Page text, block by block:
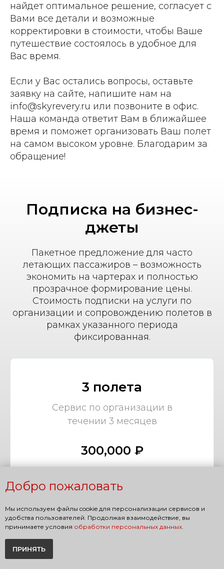
найдет оптимальное решение, согласует с
Вами все детали и возможные
корректировки в стоимости, чтобы Ваше
путешествие состоялось в удобное для
Вас время.
Если у Вас остались вопросы, оставьте
заявку на сайте, напишите нам на
info@skyrevery.ru или позвоните в офис.
Наша команда ответит Вам в ближайшее
время и поможет организовать Ваш полет
на самом высоком уровне. Благодарим за
обращение!
Подписка на бизнес-
джеты
Пакетное предложение для часто
летающих пассажиров – возможность
экономить на чартерах и полностью
прозрачное формирование цены.
Стоимость подписки на услуги по
организации и сопровождению полетов в
рамках указанного периода
фиксированная.
3 полета
Сервис по организации в
течении 3 месяцев
300,000 ₽
5 полетов
Добро пожаловать
Мы используем файлы cookie для персонализации сервисов и
удобства пользователей. Продолжая взаимодействие, вы
принимаете условия обработки персональных данных.
ПРИНЯТЬ